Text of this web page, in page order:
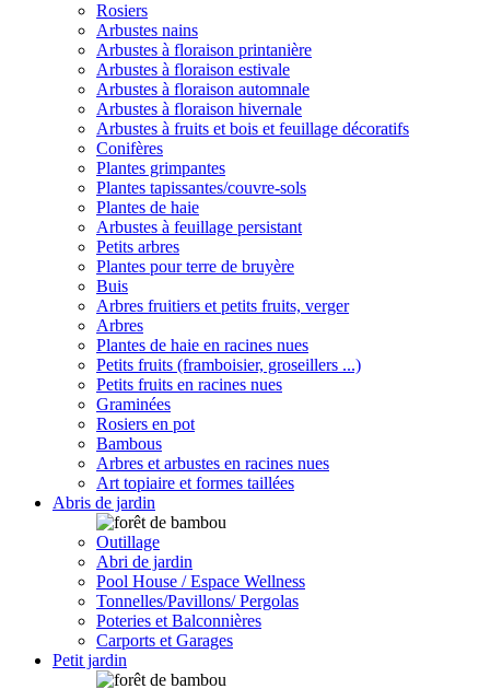
Rosiers
Arbustes nains
Arbustes à floraison printanière
Arbustes à floraison estivale
Arbustes à floraison automnale
Arbustes à floraison hivernale
Arbustes à fruits et bois et feuillage décoratifs
Conifères
Plantes grimpantes
Plantes tapissantes/couvre-sols
Plantes de haie
Arbustes à feuillage persistant
Petits arbres
Plantes pour terre de bruyère
Buis
Arbres fruitiers et petits fruits, verger
Arbres
Plantes de haie en racines nues
Petits fruits (framboisier, groseillers ...)
Petits fruits en racines nues
Graminées
Rosiers en pot
Bambous
Arbres et arbustes en racines nues
Art topiaire et formes taillées
Abris de jardin
Outillage
Abri de jardin
Pool House / Espace Wellness
Tonnelles/Pavillons/ Pergolas
Poteries et Balconnières
Carports et Garages
Petit jardin